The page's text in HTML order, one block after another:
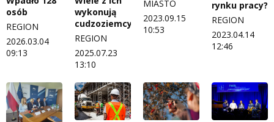
Wszystko w temacie
osób
REGION
2026.03.04
09:13
wykonują
cudzoziemcy
REGION
2025.07.23
13:10
MIASTO
2023.09.15
10:53
rynku pracy?
REGION
2023.04.14
12:46